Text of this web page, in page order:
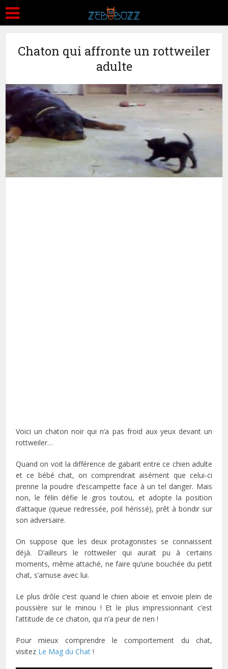
Chaton qui affronte un rottweiler
adulte
Voici un chaton noir qui n’a pas froid aux yeux devant un
rottweiler…
Quand on voit la différence de gabarit entre ce chien adulte
et ce bébé chat, on comprendrait aisément que celui-ci
prenne la poudre d’escampette face à un tel danger. Mais
non, le félin défie le gros toutou, et adopte la position
d’attaque (queue redressée, poil hérissé), prêt à bondir sur
son adversaire.
On suppose que les deux protagonistes se connaissent
déjà. D’ailleurs le rottweiler qui aurait pu à certains
moments, même attaché, ne faire qu’une bouchée du petit
chat, s’amuse avec lui.
Le plus drôle c’est quand le chien aboie et envoie plein de
poussière sur le minou ! Et le plus impressionnant c’est
l’attitude de ce chaton, qui n’a peur de rien !
Pour mieux comprendre le comportement du chat,
visitez Le Mag du Chat !